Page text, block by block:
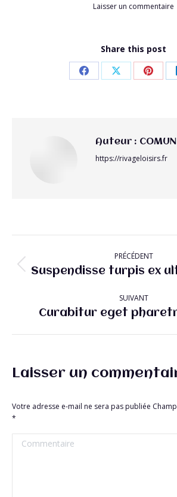
Laisser un commentaire
Share this post
PartagerPartager
Auteur :
https://rivageloisirs.fr
article
PRÉCÉDENT
Article
:
Suspendisse turpis ex
SUIVANT
Article
Curabitur eget
Laisser un
Votre adresse e-mail ne sera pas publiée
*
Commentaire